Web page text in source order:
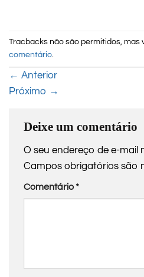
Tracbacks não são permitidos, mas
comentário.
← Anterior
Próximo →
Deixe um comentário
O seu endereço de e-mail
Campos obrigatórios são
Comentário*